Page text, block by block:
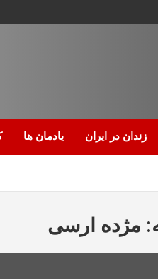
زندان در ایران یادمان ها
مژده ارسی